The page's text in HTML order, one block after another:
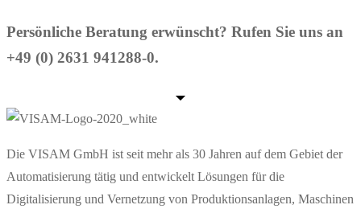
Persönliche Beratung erwünscht? Rufen Sie uns an
+49 (0) 2631 941288-0.
Die VISAM GmbH ist seit mehr als 30 Jahren auf dem Gebiet der
Automatisierung tätig und entwickelt Lösungen für die
Digitalisierung und Vernetzung von Produktionsanlagen, Maschinen